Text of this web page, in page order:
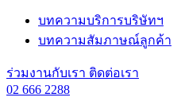
บทความบริการบริษัทฯ
บทความสัมภาษณ์ลูกค้า
ร่วมงานกับเรา ติดต่อเรา
02 666 2288